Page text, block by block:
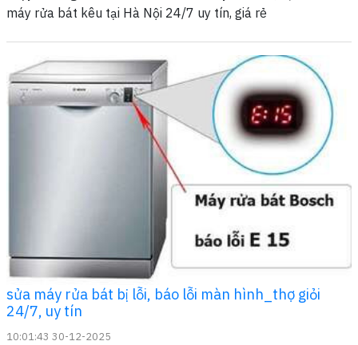
máy rửa bát kêu tại Hà Nội 24/7 uy tín, giá rẻ
sửa máy rửa bát bị lỗi, báo lỗi màn hình_thợ giỏi
24/7, uy tín
10:01:43 30-12-2025